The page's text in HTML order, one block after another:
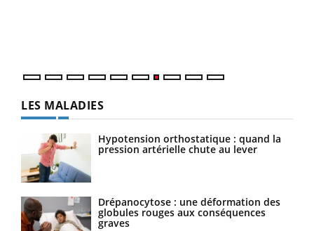
LES MALADIES
Hypotension orthostatique : quand la
pression artérielle chute au lever
Drépanocytose : une déformation des
globules rouges aux conséquences
graves